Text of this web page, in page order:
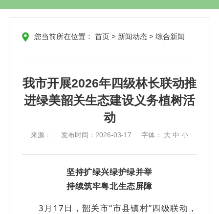
您当前所在位置： 首页> 新闻动态> 综合新闻
我市开展2026年四级林长联动推
进绿美韶关生态建设义务植树活
动
来源： 发布时间： 2026-03-17 字体： 大 中 小
坚持扩绿兴绿护绿并举
持续筑牢粤北生态屏障
3月17日，韶关市“市县镇村”四级联动，